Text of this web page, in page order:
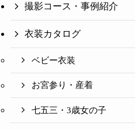
撮影コース・事例紹介
衣装カタログ
ベビー衣装
お宮参り・産着
七五三・3歳女の子